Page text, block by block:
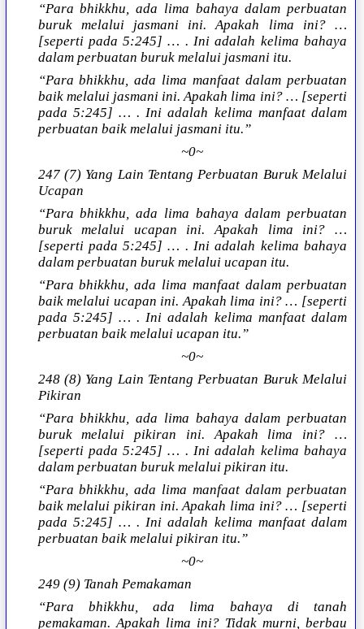
“Para bhikkhu, ada lima bahaya dalam perbuatan
buruk melalui jasmani ini. Apakah lima ini? …
[seperti pada 5:245] … . Ini adalah kelima bahaya
dalam perbuatan buruk melalui jasmani itu.
“Para bhikkhu, ada lima manfaat dalam perbuatan
baik melalui jasmani ini. Apakah lima ini? … [seperti
pada 5:245] … . Ini adalah kelima manfaat dalam
perbuatan baik melalui jasmani itu.”
~0~
247 (7) Yang Lain Tentang Perbuatan Buruk Melalui
Ucapan
“Para bhikkhu, ada lima bahaya dalam perbuatan
buruk melalui ucapan ini. Apakah lima ini? …
[seperti pada 5:245] … . Ini adalah kelima bahaya
dalam perbuatan buruk melalui ucapan itu.
“Para bhikkhu, ada lima manfaat dalam perbuatan
baik melalui ucapan ini. Apakah lima ini? … [seperti
pada 5:245] … . Ini adalah kelima manfaat dalam
perbuatan baik melalui ucapan itu.”
~0~
248 (8) Yang Lain Tentang Perbuatan Buruk Melalui
Pikiran
“Para bhikkhu, ada lima bahaya dalam perbuatan
buruk melalui pikiran ini. Apakah lima ini? …
[seperti pada 5:245] … . Ini adalah kelima bahaya
dalam perbuatan buruk melalui pikiran itu.
“Para bhikkhu, ada lima manfaat dalam perbuatan
baik melalui pikiran ini. Apakah lima ini? … [seperti
pada 5:245] … . Ini adalah kelima manfaat dalam
perbuatan baik melalui pikiran itu.”
~0~
249 (9) Tanah Pemakaman
“Para bhikkhu, ada lima bahaya di tanah
pemakaman. Apakah lima ini? Tidak murni, berbau